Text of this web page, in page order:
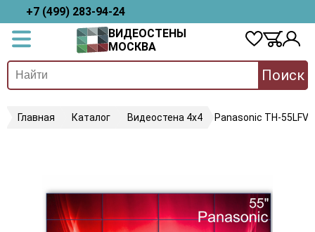
+7 (499) 283-94-24
ВИДЕОСТЕНЫ
МОСКВА
Поиск
Главная Каталог Видеостена 4х4 Panasonic TH-